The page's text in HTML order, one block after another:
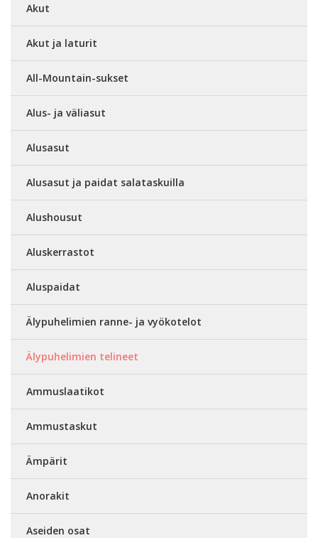
Akut
Akut ja laturit
All-Mountain-sukset
Alus- ja väliasut
Alusasut
Alusasut ja paidat salataskuilla
Alushousut
Aluskerrastot
Aluspaidat
Älypuhelimien ranne- ja vyökotelot
Älypuhelimien telineet
Ammuslaatikot
Ammustaskut
Ämpärit
Anorakit
Aseiden osat